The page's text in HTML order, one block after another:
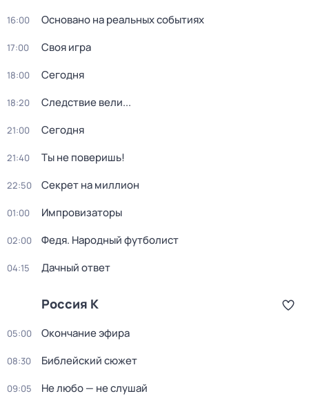
16:00 Основано на реальных событиях
17:00 Своя игра
18:00 Сегодня
18:20 Следствие вели...
21:00 Сегодня
21:40 Ты не поверишь!
22:50 Секрет на миллион
01:00 Импровизаторы
02:00 Федя. Народный футболист
04:15 Дачный ответ
Россия К
05:00 Окончание эфира
08:30 Библейский сюжет
09:05 Не любо — не слушай